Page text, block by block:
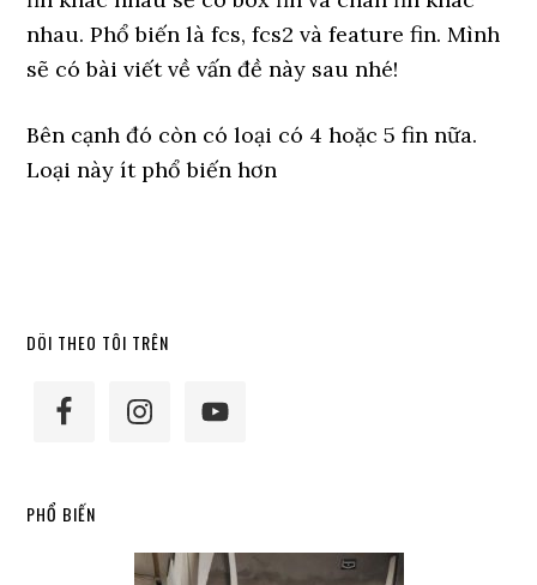
nhau. Phổ biến là fcs, fcs2 và feature fin. Mình
sẽ có bài viết về vấn đề này sau nhé!
Bên cạnh đó còn có loại có 4 hoặc 5 fin nữa.
Loại này ít phổ biến hơn
Primary
Sidebar
DÕI THEO TÔI TRÊN
PHỔ BIẾN